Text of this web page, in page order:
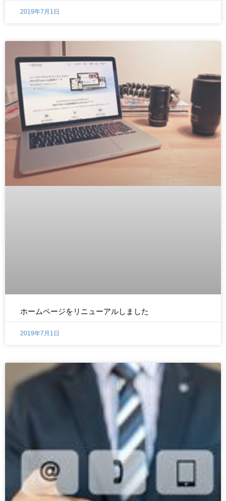
2019年7月1日
ホームページをリニューアルしました
2019年7月1日